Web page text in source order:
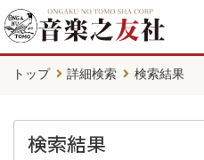
トップ 詳細検索 検索結果
検索結果